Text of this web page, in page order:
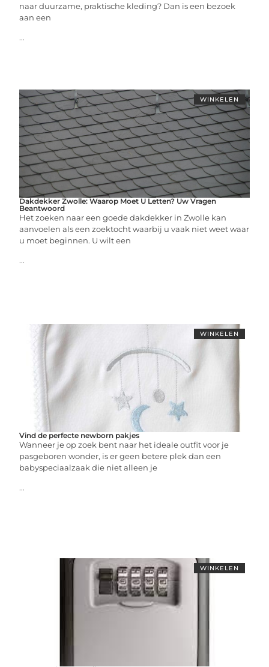
naar duurzame, praktische kleding? Dan is een bezoek
aan een
...
WINKELEN
Dakdekker Zwolle: Waarop Moet U Letten? Uw Vragen
Beantwoord
Het zoeken naar een goede dakdekker in Zwolle kan
aanvoelen als een zoektocht waarbij u vaak niet weet waar
u moet beginnen. U wilt een
...
WINKELEN
Vind de perfecte newborn pakjes
Wanneer je op zoek bent naar het ideale outfit voor je
pasgeboren wonder, is er geen betere plek dan een
babyspeciaalzaak die niet alleen je
...
WINKELEN